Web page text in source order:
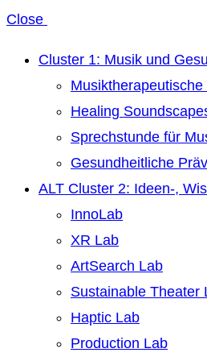
Close
Cluster 1: Musik und
Healing
Sprechstunde für
Gesundheitliche
ALT Cluster 2: Ideen-,
InnoLab
XR Lab
ArtSearch Lab
Sustainable Theater
Haptic Lab
Production Lab